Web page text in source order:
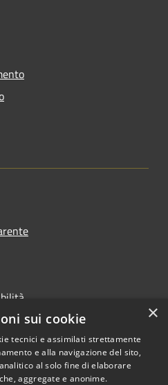
Copyright © 2026 • Città di
×
sui cookie
tecnici e assimilati strettamente
e alla navigazione del sito,
al solo fine di elaborare
aggregate e anonime.